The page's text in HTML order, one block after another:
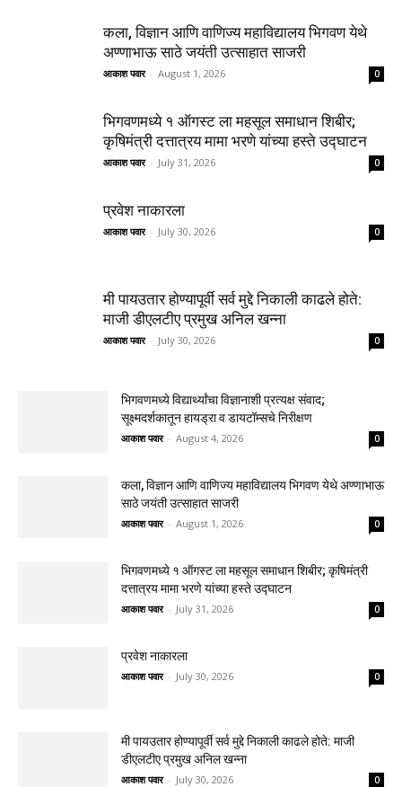
कला, विज्ञान आणि वाणिज्य महाविद्यालय भिगवण येथे
अण्णाभाऊ साठे जयंती उत्साहात साजरी
आकाश पवार - August 1, 2026 0
भिगवणमध्ये १ ऑगस्ट ला महसूल समाधान शिबीर;
कृषिमंत्री दत्तात्रय मामा भरणे यांच्या हस्ते उद्घाटन
आकाश पवार - July 31, 2026 0
प्रवेश नाकारला
आकाश पवार - July 30, 2026 0
मी पायउतार होण्यापूर्वी सर्व मुद्दे निकाली काढले होते:
माजी डीएलटीए प्रमुख अनिल खन्ना
आकाश पवार - July 30, 2026 0
भिगवणमध्ये विद्यार्थ्यांचा विज्ञानाशी प्रत्यक्ष संवाद;
सूक्ष्मदर्शकातून हायड्रा व डायटॉम्सचे निरीक्षण
आकाश पवार - August 4, 2026 0
कला, विज्ञान आणि वाणिज्य महाविद्यालय भिगवण येथे अण्णाभाऊ
साठे जयंती उत्साहात साजरी
आकाश पवार - August 1, 2026 0
भिगवणमध्ये १ ऑगस्ट ला महसूल समाधान शिबीर; कृषिमंत्री
दत्तात्रय मामा भरणे यांच्या हस्ते उद्घाटन
आकाश पवार - July 31, 2026 0
प्रवेश नाकारला
आकाश पवार - July 30, 2026 0
मी पायउतार होण्यापूर्वी सर्व मुद्दे निकाली काढले होते: माजी
डीएलटीए प्रमुख अनिल खन्ना
आकाश पवार - July 30, 2026 0